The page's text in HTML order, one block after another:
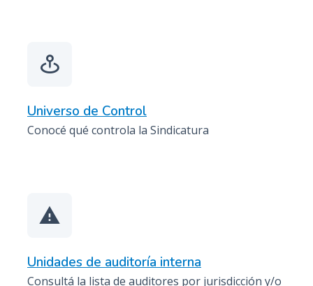
Universo de Control
Conocé qué controla la Sindicatura
warning
Unidades de auditoría interna
Consultá la lista de auditores por jurisdicción y/o